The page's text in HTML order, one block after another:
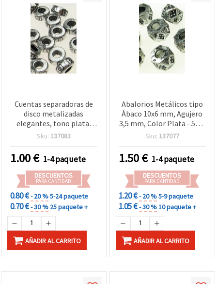
Cuentas separadoras de
disco metalizadas
elegantes, tono plata,
8x4 mm, agujero 4 mm –
para bisutería, enfilado de
abalorios y proyectos
creativos de
manualidades/DIY
Sku: 137083
1.00€ 1-4 paquete
DESCUENTOS
PARA CANTIDAD
0.80 €- 20 %5-24 paquete
0.70 €- 30 % 25 paquete +
AÑADIR AL CARRITO
Abalorios Metálicos tipo
Ábaco 10x6 mm, Agujero
3,5 mm, Color Plata - 50 g
(~150 uds) para bisutería y
Sku: 137077
1.50€ 1-4 paquete
DESCUENTOS
PARA CANTIDAD
1.20 €- 20 %5-9 paquete
1.05 €- 30 %10 paquete +
AÑADIR AL CARRITO